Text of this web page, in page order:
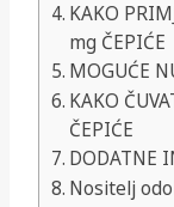
KAKO
mg ČEPIĆE
MOGUĆE
KAKO
ČEPIĆE
DODATNE
Nositelj